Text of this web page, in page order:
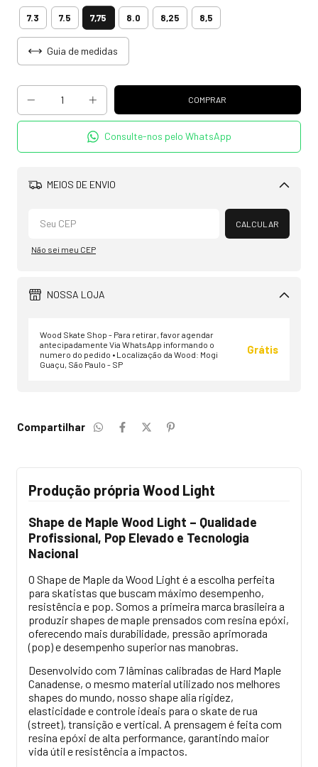
7.3 7.5 7,75 8.0 8,25 8,5
Guia de medidas
Consulte-nos pelo WhatsApp
MEIOS DE ENVIO
Alterar CEP
CALCULAR
Não sei meu CEP
NOSSA LOJA
Wood Skate Shop - Para retirar, favor agendar
antecipadamente Via WhatsApp informando o
numero do pedido • Localização da Wood: Mogi
Guaçu, São Paulo - SP
Grátis
Compartilhar
Produção própria Wood Light
Shape de Maple Wood Light – Qualidade
Profissional, Pop Elevado e Tecnologia
Nacional
O Shape de Maple da Wood Light é a escolha perfeita
para skatistas que buscam máximo desempenho,
resistência e pop. Somos a primeira marca brasileira a
produzir shapes de maple prensados com resina epóxi,
oferecendo mais durabilidade, pressão aprimorada
(pop) e desempenho superior nas manobras.
Desenvolvido com 7 lâminas calibradas de Hard Maple
Canadense, o mesmo material utilizado nos melhores
shapes do mundo, nosso shape alia rigidez,
elasticidade e controle ideais para o skate de rua
(street), transição e vertical. A prensagem é feita com
resina epóxi de alta performance, garantindo maior
vida útil e resistência a impactos.